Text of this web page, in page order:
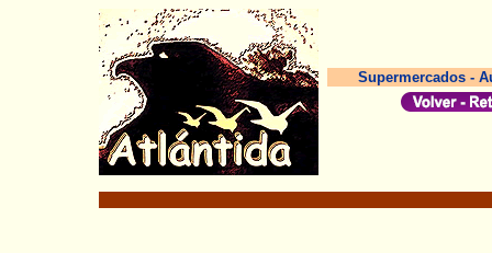
Supermercados -